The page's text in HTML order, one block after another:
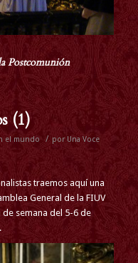
Postcomunión
(1)
el mundo / por Una Voce
traemos aquí una
General de la FIUV
semana del 5-6 de